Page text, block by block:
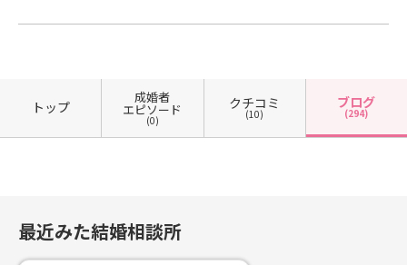
トップ
成婚者
エピソード
(0)
クチコミ
(10)
ブログ
(294)
最近みた結婚相談所